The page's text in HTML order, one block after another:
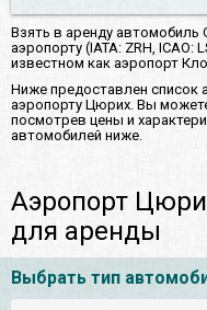
Взять в аренду
аэропорту (IATA: ZRH,
известном как аэропорт
Ниже предоставлен список
аэропорту Цюрих. Вы
посмотрев цены и
автомобилей ниже.
Аэропорт
для аренды
Выбрать тип